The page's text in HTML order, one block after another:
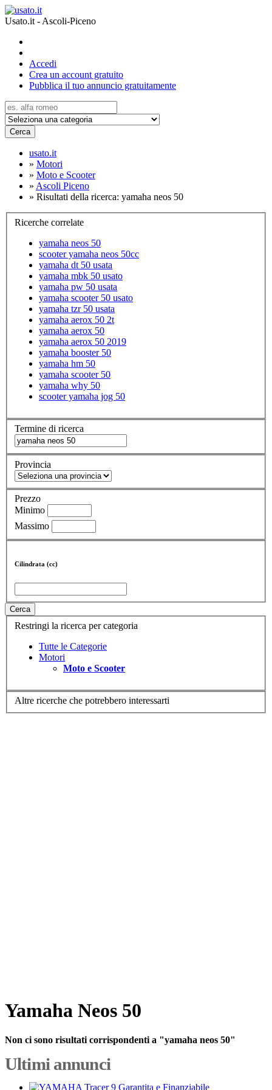
Usato.it - Ascoli-Piceno
Accedi
Crea un account gratuito
Pubblica il tuo annuncio gratuitamente
Cerca
usato.it
» Motori
» Moto e Scooter
» Ascoli Piceno
» Risultati della ricerca: yamaha neos 50
Ricerche correlate
yamaha neos 50
scooter yamaha neos 50cc
yamaha dt 50 usata
yamaha mbk 50 usato
yamaha pw 50 usata
yamaha scooter 50 usato
yamaha tzr 50 usata
yamaha aerox 50 2t
yamaha aerox 50
yamaha aerox 50 2019
yamaha booster 50
yamaha hm 50
yamaha scooter 50
yamaha why 50
scooter yamaha jog 50
Termine di ricerca
Provincia
Prezzo
Minimo
Massimo
Cilindrata (cc)
Cerca
Restringi la ricerca per categoria
Tutte le Categorie
Motori
Moto e Scooter
Altre ricerche che potrebbero interessarti
Yamaha Neos 50
Non ci sono risultati corrispondenti a "yamaha neos 50"
Ultimi annunci